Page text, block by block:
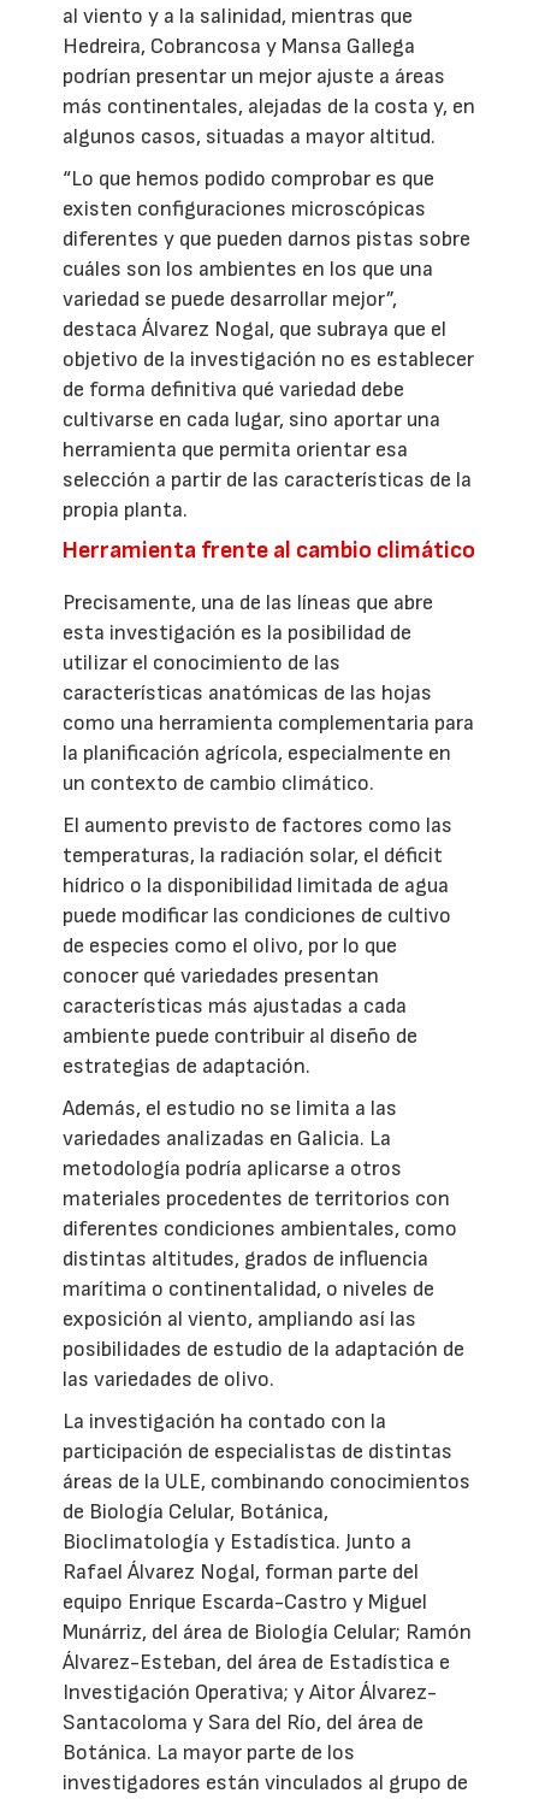
al viento y a la salinidad, mientras que
Hedreira, Cobrancosa y Mansa Gallega
podrían presentar un mejor ajuste a áreas
más continentales, alejadas de la costa y, en
algunos casos, situadas a mayor altitud.
“Lo que hemos podido comprobar es que
existen configuraciones microscópicas
diferentes y que pueden darnos pistas sobre
cuáles son los ambientes en los que una
variedad se puede desarrollar mejor”,
destaca Álvarez Nogal, que subraya que el
objetivo de la investigación no es establecer
de forma definitiva qué variedad debe
cultivarse en cada lugar, sino aportar una
herramienta que permita orientar esa
selección a partir de las características de la
propia planta.
Herramienta frente al cambio climático
Precisamente, una de las líneas que abre
esta investigación es la posibilidad de
utilizar el conocimiento de las
características anatómicas de las hojas
como una herramienta complementaria para
la planificación agrícola, especialmente en
un contexto de cambio climático.
El aumento previsto de factores como las
temperaturas, la radiación solar, el déficit
hídrico o la disponibilidad limitada de agua
puede modificar las condiciones de cultivo
de especies como el olivo, por lo que
conocer qué variedades presentan
características más ajustadas a cada
ambiente puede contribuir al diseño de
estrategias de adaptación.
Además, el estudio no se limita a las
variedades analizadas en Galicia. La
metodología podría aplicarse a otros
materiales procedentes de territorios con
diferentes condiciones ambientales, como
distintas altitudes, grados de influencia
marítima o continentalidad, o niveles de
exposición al viento, ampliando así las
posibilidades de estudio de la adaptación de
las variedades de olivo.
La investigación ha contado con la
participación de especialistas de distintas
áreas de la ULE, combinando conocimientos
de Biología Celular, Botánica,
Bioclimatología y Estadística. Junto a
Rafael Álvarez Nogal, forman parte del
equipo Enrique Escarda-Castro y Miguel
Munárriz, del área de Biología Celular; Ramón
Álvarez-Esteban, del área de Estadística e
Investigación Operativa; y Aitor Álvarez-
Santacoloma y Sara del Río, del área de
Botánica. La mayor parte de los
investigadores están vinculados al grupo de